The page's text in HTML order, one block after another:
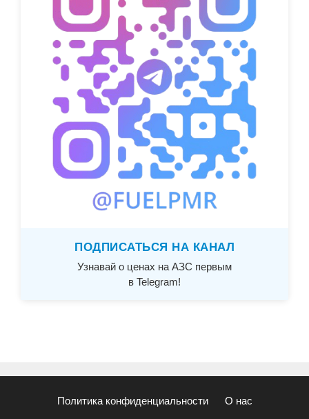
ПОДПИСАТЬСЯ НА КАНАЛ
Узнавай о ценах на АЗС первым
в Telegram!
Политика конфиденциальности О нас